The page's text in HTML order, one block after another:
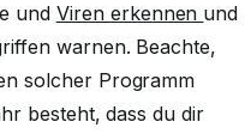
und Viren erkennen und
warnen. Beachte,
solcher Programm
besteht, dass du dir